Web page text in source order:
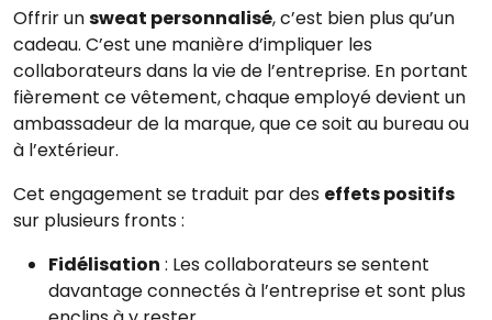
Offrir unsweat personnalisé, c’est bien plus qu’un
cadeau. C’est une manière d’impliquer les
collaborateurs dans la vie de l’entreprise. En portant
fièrement ce vêtement, chaque employé devient un
ambassadeur de la marque, que ce soit au bureau ou
à l’extérieur.
Cet engagement se traduit par des effets positifs
sur plusieurs fronts :
Fidélisation : Les collaborateurs se sentent
davantage connectés à l’entreprise et sont plus